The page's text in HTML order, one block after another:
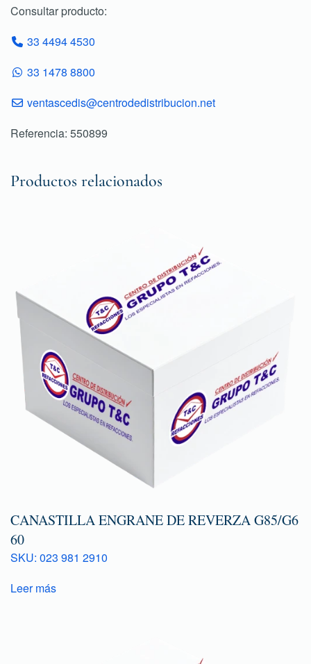
Consultar producto:
33 4494 4530
33 1478 8800
ventascedis@centrodedistribucion.net
Referencia: 550899
Productos relacionados
CANASTILLA ENGRANE DE REVERZA G85/G6
60
SKU: 023 981 2910
Leer más